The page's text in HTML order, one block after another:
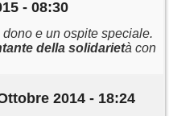
- 08:30
e un ospite speciale.
della solidarietà con
2014 - 18:24